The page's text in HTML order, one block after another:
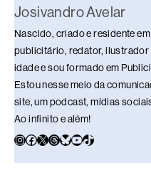
Josivandro Avelar
Nascido, criado e residente
publicitário, redator, ilustrador
idade e sou formado em
Estou nesse meio da
site, um podcast, mídias
Ao infinito e além!